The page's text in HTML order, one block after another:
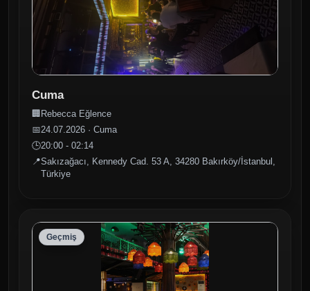
Cuma
🏢 Rebecca Eğlence
📅24.07.2026 · Cuma
🕒20:00 - 02:14
📍Sakızağacı, Kennedy Cad. 53 A, 34280 Bakırköy/İstanbul,
Türkiye
Geçmiş